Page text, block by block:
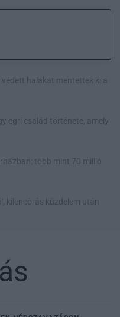
halakat mentettek ki a
egri család története, amely
több mint 70 millió
kilencórás küzdelem után